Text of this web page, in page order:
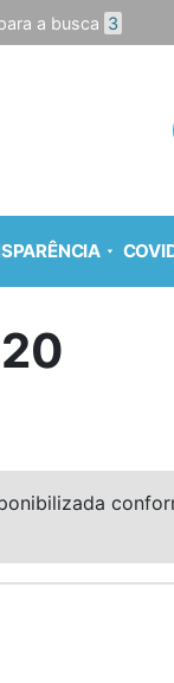
a busca 3